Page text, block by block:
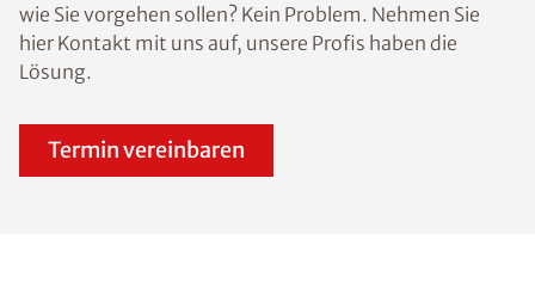
wie Sie vorgehen sollen? Kein Problem. Nehmen Sie
hier Kontakt mit uns auf, unsere Profis haben die
Lösung.
Termin vereinbaren